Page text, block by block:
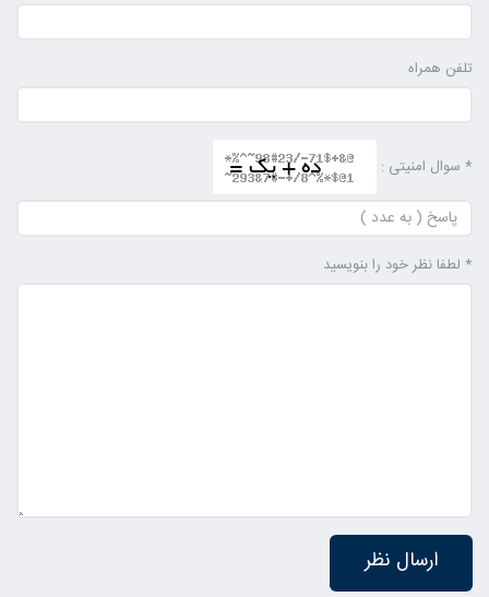
تلفن همراه
* سوال امنیتی :
* لطفا نظر خود را بنویسید